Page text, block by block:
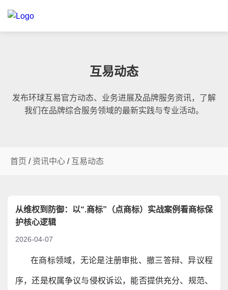
互易动态
发布环球互易官方动态、业务进展及品牌服务资讯，了解
我们在品牌综合服务领域的最新实践与专业活动。
首页 / 资讯中心 / 互易动态
从维权到防御：以“.商标”（点商标）实战案例看商标保
护核心逻辑
2026-04-07
在商标领域，无论是注册审批、撤三答辩、异议程
序，还是权属争议与侵权诉讼，能否提供充分、规范、